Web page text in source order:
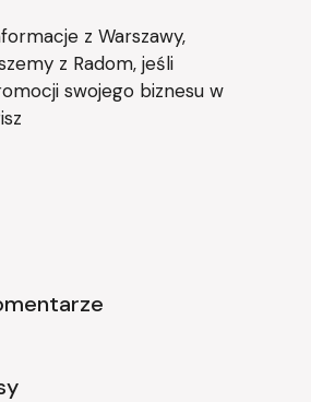
z Warszawy,
z Radom, jeśli
swojego biznesu w